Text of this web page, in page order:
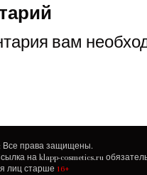
вам
Все права защищены.
на klapp-cosmetics.ru
лиц старше 16+